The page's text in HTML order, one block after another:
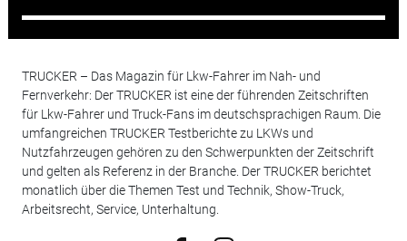
TRUCKER – Das Magazin für Lkw-Fahrer im Nah- und
Fernverkehr: Der TRUCKER ist eine der führenden Zeitschriften
für Lkw-Fahrer und Truck-Fans im deutschsprachigen Raum. Die
umfangreichen TRUCKER Testberichte zu LKWs und
Nutzfahrzeugen gehören zu den Schwerpunkten der Zeitschrift
und gelten als Referenz in der Branche. Der TRUCKER berichtet
monatlich über die Themen Test und Technik, Show-Truck,
Arbeitsrecht, Service, Unterhaltung.